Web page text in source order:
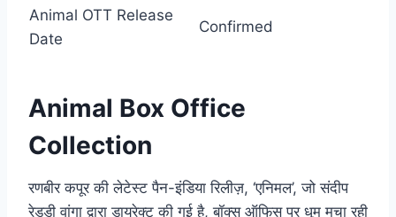
Animal OTT Release
Date
Confirmed
Animal Box Office
Collection
रणबीर कपूर की लेटेस्ट पैन-इंडिया रिलीज़, ‘एनिमल’, जो संदीप
रेड्डी वांगा द्वारा डायरेक्ट की गई है, बॉक्स ऑफिस पर धूम मचा रही